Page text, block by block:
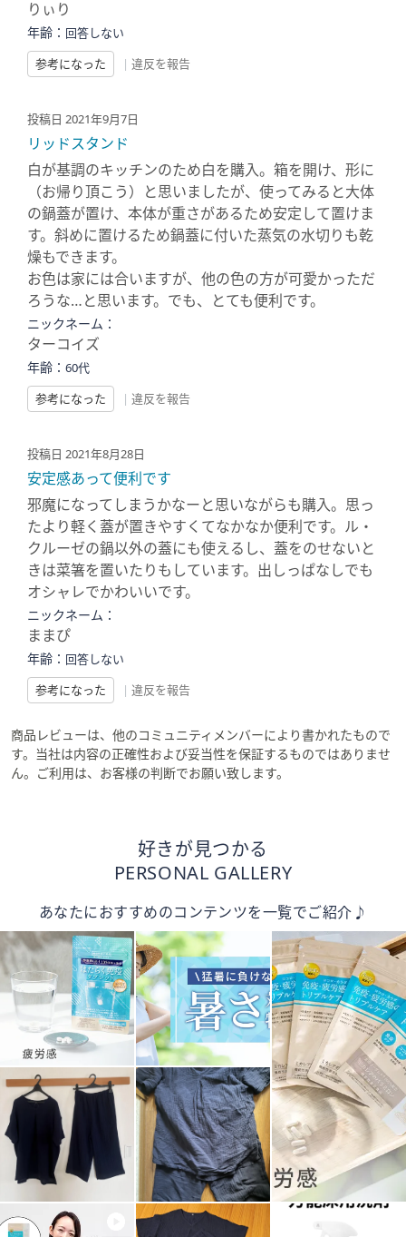
りぃり
年齢： 回答しない
参考になった
| 違反を報告
投稿日 2021年9月7日
リッドスタンド
白が基調のキッチンのため白を購入。箱を開け、形に
（お帰り頂こう）と思いましたが、使ってみると大体
の鍋蓋が置け、本体が重さがあるため安定して置けま
す。斜めに置けるため鍋蓋に付いた蒸気の水切りも乾
燥もできます。
お色は家には合いますが、他の色の方が可愛かっただ
ろうな…と思います。でも、とても便利です。
ニックネーム：
ターコイズ
年齢： 60代
参考になった
| 違反を報告
投稿日 2021年8月28日
安定感あって便利です
邪魔になってしまうかなーと思いながらも購入。思っ
たより軽く蓋が置きやすくてなかなか便利です。ル・
クルーゼの鍋以外の蓋にも使えるし、蓋をのせないと
きは菜箸を置いたりもしています。出しっぱなしでも
オシャレでかわいいです。
ニックネーム：
ままぴ
年齢： 回答しない
参考になった
| 違反を報告
商品レビューは、他のコミュニティメンバーにより書かれたもので
す。当社は内容の正確性および妥当性を保証するものではありませ
ん。ご利用は、お客様の判断でお願い致します。
好きが見つかる
PERSONAL GALLERY
あなたにおすすめのコンテンツを一覧でご紹介♪